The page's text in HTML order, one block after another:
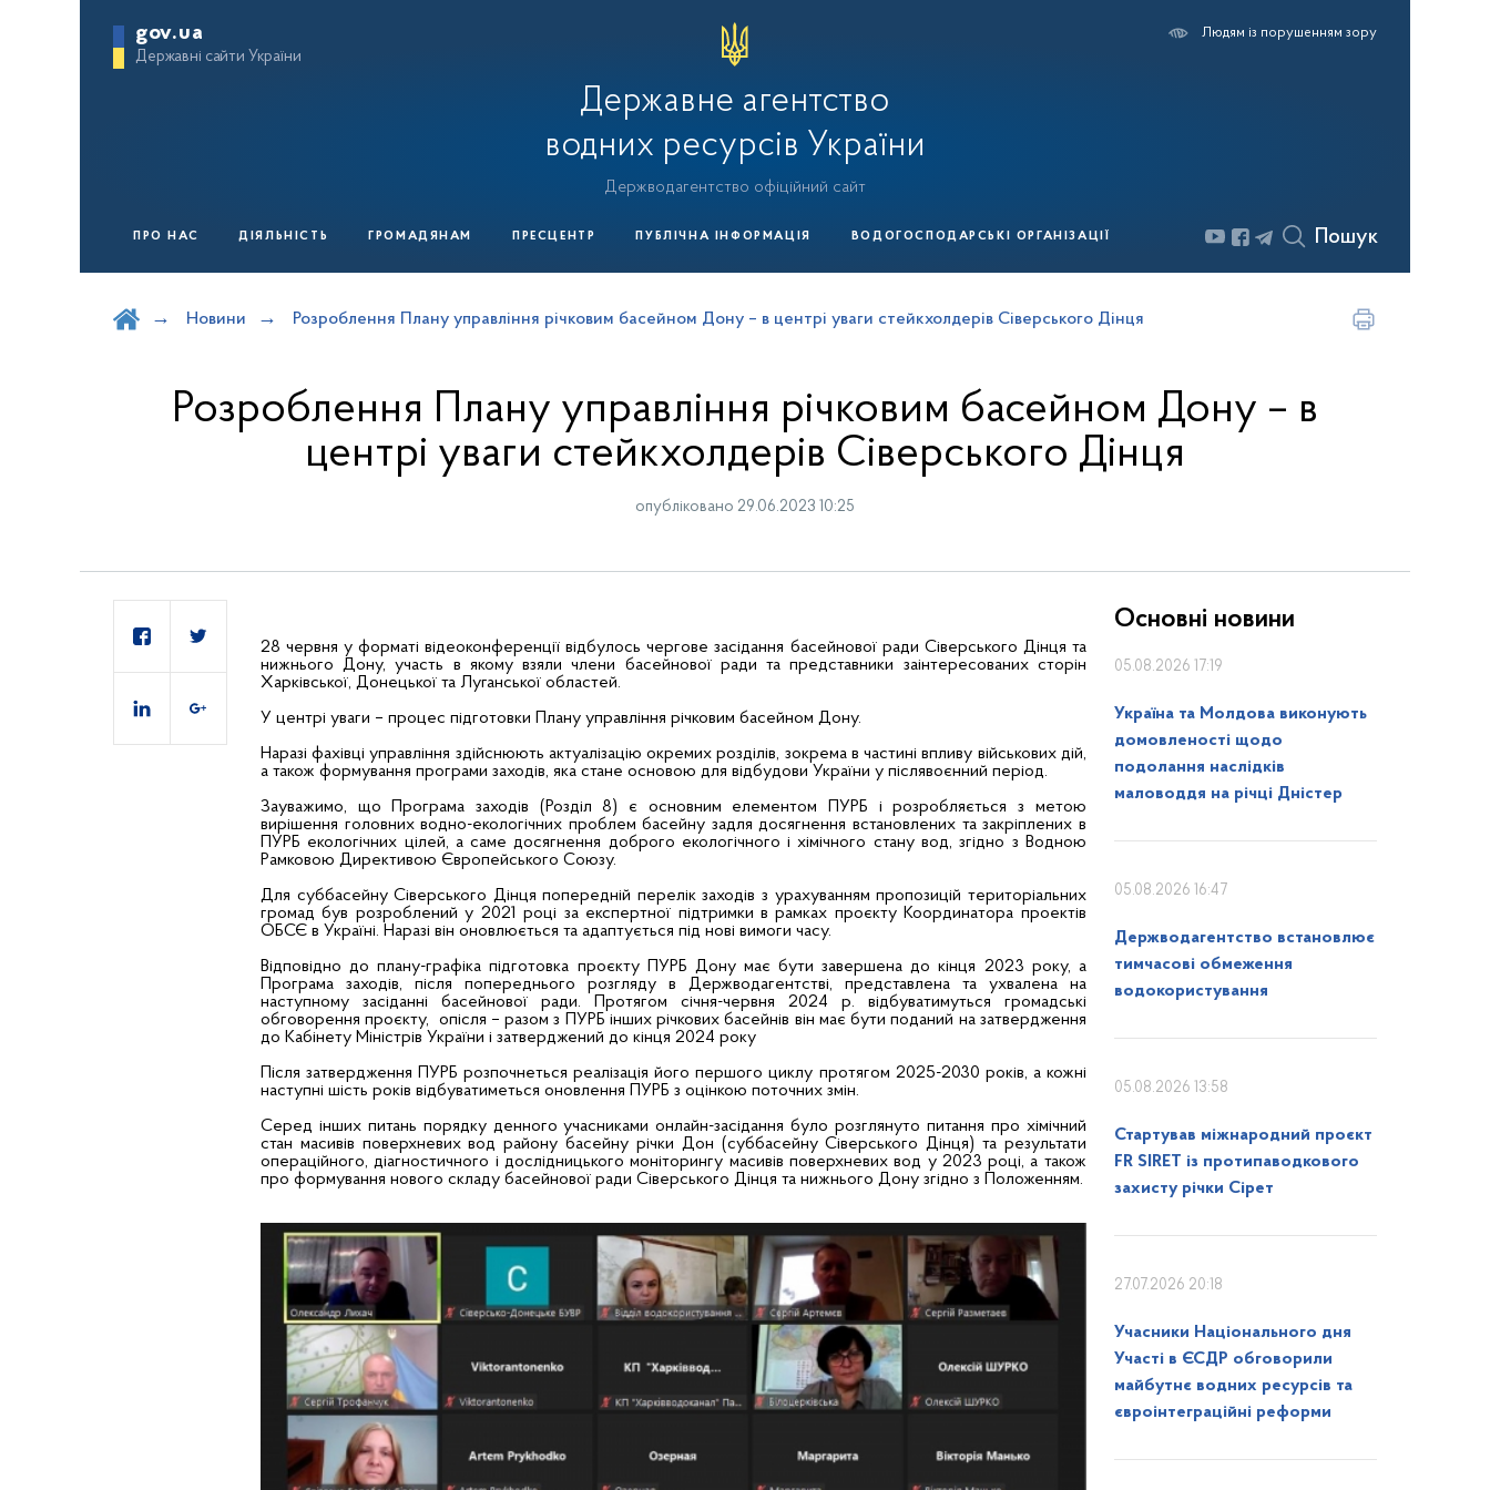
gov.ua
Державні сайти України
Державне агентство
водних ресурсів України
Держводагентство офіційний сайт
Людям із порушенням зору
ПРО НАС ДІЯЛЬНІСТЬ ГРОМАДЯНАМ ПРЕСЦЕНТР ПУБЛІЧНА ІНФОРМАЦІЯ ВОДОГОСПОДАРСЬКІ ОРГАНІЗАЦІЇ Пошук
Новини Розроблення Плану управління річковим басейном Дону – в центрі уваги стейкхолдерів Сіверського Дінця
Розроблення Плану управління річковим басейном Дону – в
центрі уваги стейкхолдерів Сіверського Дінця
опубліковано 29.06.2023 10:25
28 червня у форматі відеоконференції відбулось чергове засідання басейнової ради Сіверського Дінця та
нижнього Дону, участь в якому взяли члени басейнової ради та представники заінтересованих сторін
Харківської, Донецької та Луганської областей.
У центрі уваги – процес підготовки Плану управління річковим басейном Дону.
Наразі фахівці управління здійснюють актуалізацію окремих розділів, зокрема в частині впливу військових дій,
а також формування програми заходів, яка стане основою для відбудови України у післявоєнний період.
Зауважимо, що Програма заходів (Розділ 8) є основним елементом ПУРБ і розробляється з метою
вирішення головних водно-екологічних проблем басейну задля досягнення встановлених та закріплених в
ПУРБ екологічних цілей, а саме досягнення доброго екологічного і хімічного стану вод, згідно з Водною
Рамковою Директивою Європейського Союзу.
Для суббасейну Сіверського Дінця попередній перелік заходів з урахуванням пропозицій територіальних
громад був розроблений у 2021 році за експертної підтримки в рамках проєкту Координатора проектів
ОБСЄ в Україні. Наразі він оновлюється та адаптується під нові вимоги часу.
Відповідно до плану-графіка підготовка проєкту ПУРБ Дону має бути завершена до кінця 2023 року, а
Програма заходів, після попереднього розгляду в Держводагентстві, представлена та ухвалена на
наступному засіданні басейнової ради. Протягом січня-червня 2024 р. відбуватимуться громадські
обговорення проєкту, опісля – разом з ПУРБ інших річкових басейнів він має бути поданий на затвердження
до Кабінету Міністрів України і затверджений до кінця 2024 року
Після затвердження ПУРБ розпочнеться реалізація його першого циклу протягом 2025-2030 років, а кожні
наступні шість років відбуватиметься оновлення ПУРБ з оцінкою поточних змін.
Серед інших питань порядку денного учасниками онлайн-засідання було розглянуто питання про хімічний
стан масивів поверхневих вод району басейну річки Дон (суббасейну Сіверського Дінця) та результати
операційного, діагностичного і дослідницького моніторингу масивів поверхневих вод у 2023 році, а також
про формування нового складу басейнової ради Сіверського Дінця та нижнього Дону згідно з Положенням.
Основні новини
05.08.2026 17:19
Україна та Молдова виконують
домовленості щодо
подолання наслідків
маловоддя на річці Дністер
05.08.2026 16:47
Держводагентство встановлює
тимчасові обмеження
водокористування
05.08.2026 13:58
Стартував міжнародний проєкт
FR SIRET із протипаводкового
захисту річки Сірет
27.07.2026 20:18
Учасники Національного дня
Участі в ЄСДР обговорили
майбутнє водних ресурсів та
євроінтеграційні реформи